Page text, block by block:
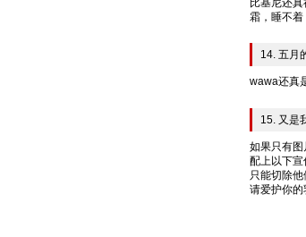
比基尼还
霜，睡不着
14. 五月
wawa还真
15. 又是
如果只有
配上以下
只能切除
请爱护你